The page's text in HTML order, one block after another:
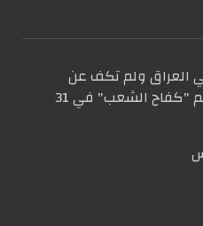
العراق ولم تكف عن
الصدور. عددها الأول صدر باسم "كفاح الشعب" في 31